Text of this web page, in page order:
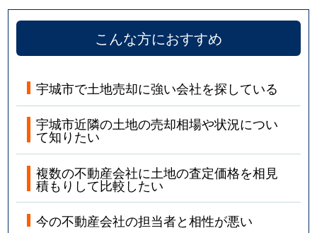
こんな方におすすめ
宇城市で土地売却に強い会社を探している
宇城市近隣の土地の売却相場や状況につい
て知りたい
複数の不動産会社に土地の査定価格を相見
積もりして比較したい
今の不動産会社の担当者と相性が悪い